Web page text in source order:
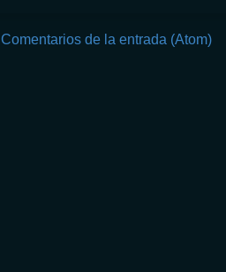
Comentarios de la entrada (Atom)